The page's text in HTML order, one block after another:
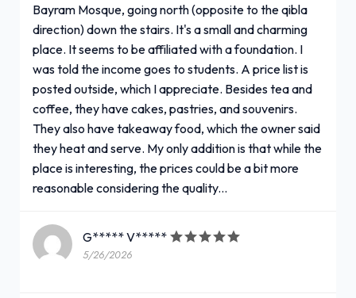
Bayram Mosque, going north (opposite to the qibla
direction) down the stairs. It's a small and charming
place. It seems to be affiliated with a foundation. I
was told the income goes to students. A price list is
posted outside, which I appreciate. Besides tea and
coffee, they have cakes, pastries, and souvenirs.
They also have takeaway food, which the owner said
they heat and serve. My only addition is that while the
place is interesting, the prices could be a bit more
reasonable considering the quality...
G***** V*****
5/26/2026